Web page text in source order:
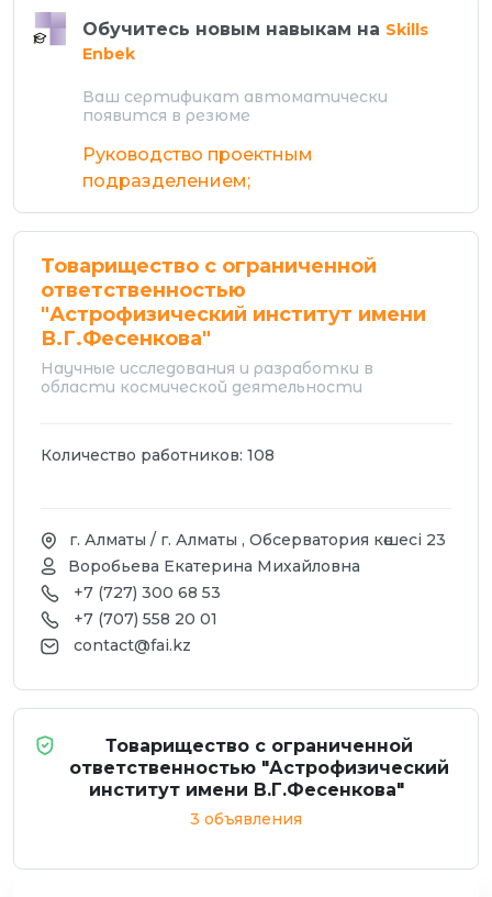
Товарищество с ограниченной
ответственностью "Астрофизический
институт имени В.Г.Фесенкова"
3 объявления
Обучитесь новым навыкам на Skills
Enbek
Ваш сертификат автоматически
появится в резюме
Руководство проектным
подразделением;
Товарищество с ограниченной
ответственностью
"Астрофизический институт имени
В.Г.Фесенкова"
Научные исследования и разработки в
области космической деятельности
Количество работников: 108
г. Алматы / г. Алматы , Обсерватория көшесі 23
Воробьева Екатерина Михайловна
+7 (727) 300 68 53
+7 (707) 558 20 01
contact@fai.kz